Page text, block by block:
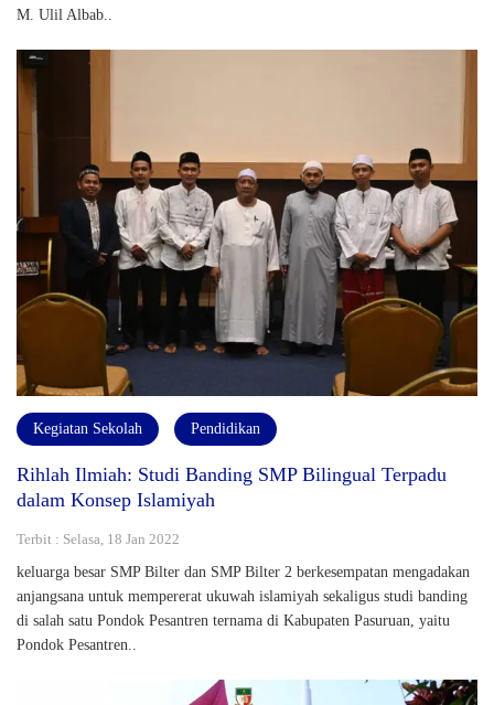
M. Ulil Albab..
Kegiatan Sekolah Pendidikan
Rihlah Ilmiah: Studi Banding SMP Bilingual Terpadu
dalam Konsep Islamiyah
Terbit : Selasa, 18 Jan 2022
keluarga besar SMP Bilter dan SMP Bilter 2 berkesempatan mengadakan
anjangsana untuk mempererat ukuwah islamiyah sekaligus studi banding
di salah satu Pondok Pesantren ternama di Kabupaten Pasuruan, yaitu
Pondok Pesantren..